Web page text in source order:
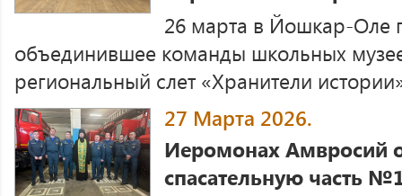
26 марта в Йошкар-Оле
объединившее команды школьных
региональный слет «Хранители
27 Марта 2026.
Иеромонах Амвросий
спасательную часть